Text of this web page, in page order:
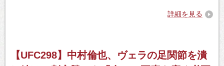
詳細を見る
【UFC298】中村倫也、ヴェラの足関節を潰